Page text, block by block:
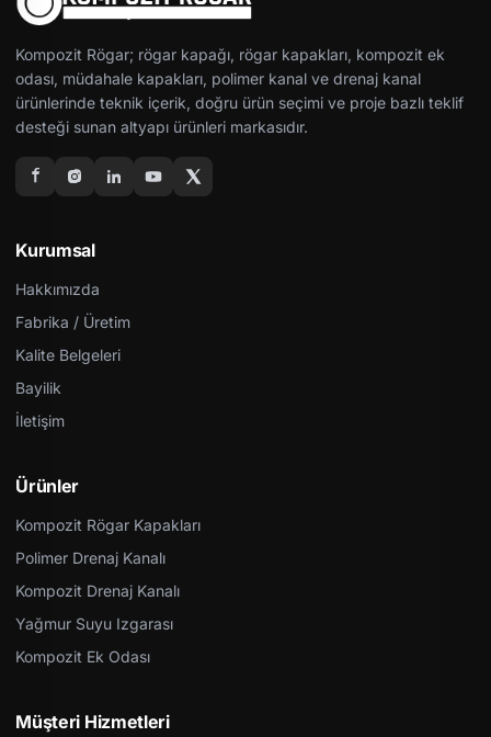
Kompozit Rögar; rögar kapağı, rögar kapakları, kompozit ek
odası, müdahale kapakları, polimer kanal ve drenaj kanal
ürünlerinde teknik içerik, doğru ürün seçimi ve proje bazlı teklif
desteği sunan altyapı ürünleri markasıdır.
Kurumsal
Hakkımızda
Fabrika / Üretim
Kalite Belgeleri
Bayilik
İletişim
Ürünler
Kompozit Rögar Kapakları
Polimer Drenaj Kanalı
Kompozit Drenaj Kanalı
Yağmur Suyu Izgarası
Kompozit Ek Odası
Müşteri Hizmetleri